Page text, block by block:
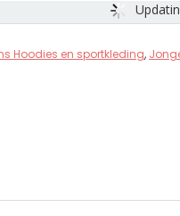
Hoodies en sportkleding,